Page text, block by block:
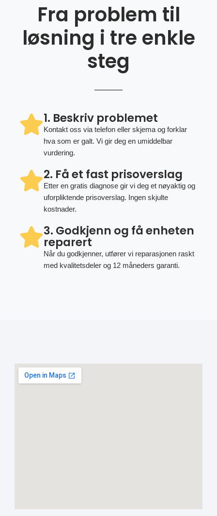
Fra problem til
løsning i tre enkle
steg
1. Beskriv problemet
Kontakt oss via telefon eller skjema og forklar
hva som er galt. Vi gir deg en umiddelbar
vurdering.
2. Få et fast prisoverslag
Etter en gratis diagnose gir vi deg et nøyaktig og
uforpliktende prisoverslag. Ingen skjulte
kostnader.
3. Godkjenn og få enheten
reparert
Når du godkjenner, utfører vi reparasjonen raskt
med kvalitetsdeler og 12 måneders garanti.